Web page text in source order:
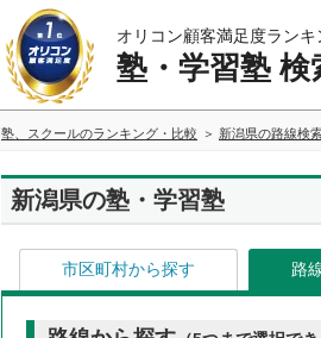
オリコン顧客満足度ランキ
塾・学習塾 検
塾、スクールのランキング・比較 新潟県の路線検
新潟県の塾・学習塾
市区町村から探す 路